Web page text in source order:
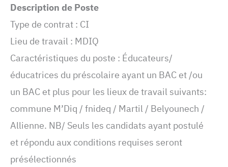
Description de Poste
Type de contrat : CI
Lieu de travail : MDIQ
Caractéristiques du poste : Éducateurs/
éducatrices du préscolaire ayant un BAC et /ou
un BAC et plus pour les lieux de travail suivants:
commune M’Diq / fnideq / Martil / Belyounech /
Allienne. NB/ Seuls les candidats ayant postulé
et répondu aux conditions requises seront
présélectionnés